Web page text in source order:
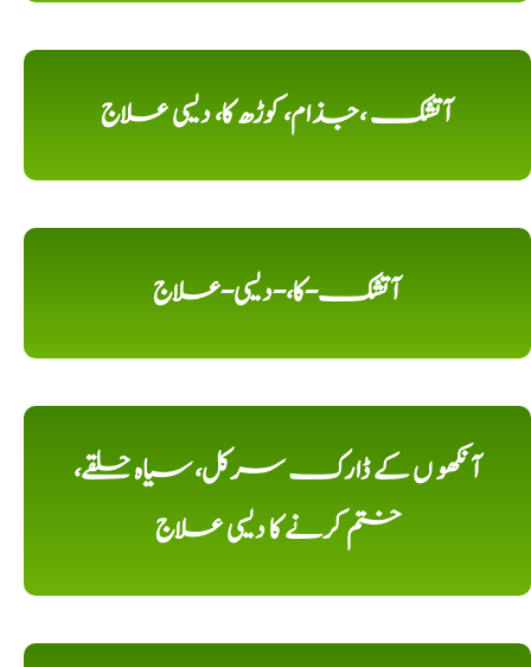
آتشک ،جذام، کوڑھ کا، دیسی علاج
آتشک-کا،-دیسی-علاج
آنکھو ں کے ڈارک سرکل، سیاہ حلقے،
ختم کرنے کا دیسی علاج